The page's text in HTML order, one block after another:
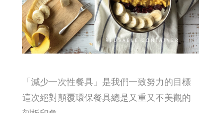
「減少一次性餐具」是我們一致努力的目標
這次絕對顛覆環保餐具總是又重又不美觀的